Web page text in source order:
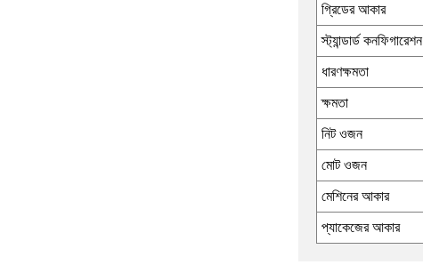
গ্রিডের আকার
স্ট্যান্ডার্ড কনফিগারেশন
ধারণক্ষমতা
ক্ষমতা
নিট ওজন
মোট ওজন
মেশিনের আকার
প্যাকেজের আকার